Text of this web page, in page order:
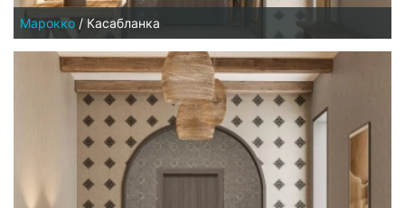
Марокко / Касабланка